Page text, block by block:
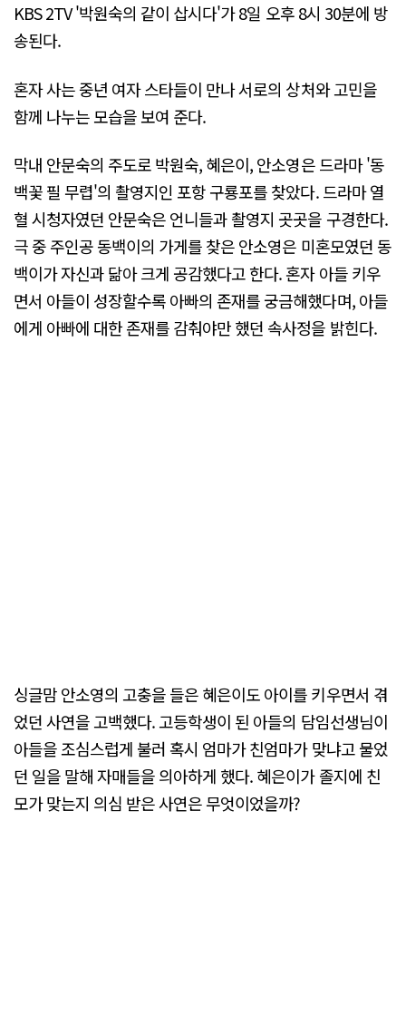
KBS 2TV '박원숙의 같이 삽시다'가 8일 오후 8시 30분에 방
송된다.
혼자 사는 중년 여자 스타들이 만나 서로의 상처와 고민을
함께 나누는 모습을 보여 준다.
막내 안문숙의 주도로 박원숙, 혜은이, 안소영은 드라마 '동
백꽃 필 무렵'의 촬영지인 포항 구룡포를 찾았다. 드라마 열
혈 시청자였던 안문숙은 언니들과 촬영지 곳곳을 구경한다.
극 중 주인공 동백이의 가게를 찾은 안소영은 미혼모였던 동
백이가 자신과 닮아 크게 공감했다고 한다. 혼자 아들 키우
면서 아들이 성장할수록 아빠의 존재를 궁금해했다며, 아들
에게 아빠에 대한 존재를 감춰야만 했던 속사정을 밝힌다.
싱글맘 안소영의 고충을 들은 혜은이도 아이를 키우면서 겪
었던 사연을 고백했다. 고등학생이 된 아들의 담임선생님이
아들을 조심스럽게 불러 혹시 엄마가 친엄마가 맞냐고 물었
던 일을 말해 자매들을 의아하게 했다. 혜은이가 졸지에 친
모가 맞는지 의심 받은 사연은 무엇이었을까?